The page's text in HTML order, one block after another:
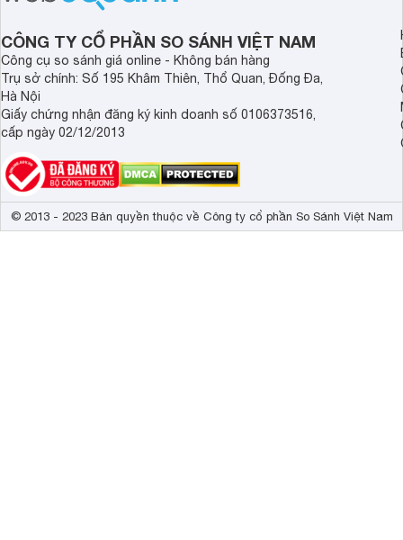
dùng đang tìm kiếm một mẫu máy rửa
bát cao cấp.
CÔNG TY CỔ PHẦN SO SÁNH VIỆT NAM
Công cụ so sánh giá online - Không bán hàng
Trụ sở chính: Số 195 Khâm Thiên, Thổ Quan, Đống Đa,
Hà Nội
Giấy chứng nhận đăng ký kinh doanh số 0106373516,
cấp ngày 02/12/2013
© 2013 - 2023 Bản quyền thuộc về Công ty cổ phần So Sánh Việt Nam